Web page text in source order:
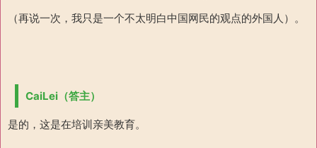
（再说一次，我只是一个不太明白中国网民的观点的外国人）。
CaiLei（答主）
是的，这是在培训亲美教育。